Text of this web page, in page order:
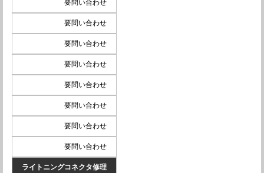
要問い合わせ
要問い合わせ
要問い合わせ
要問い合わせ
要問い合わせ
要問い合わせ
要問い合わせ
要問い合わせ
ライトニングコネクタ修理